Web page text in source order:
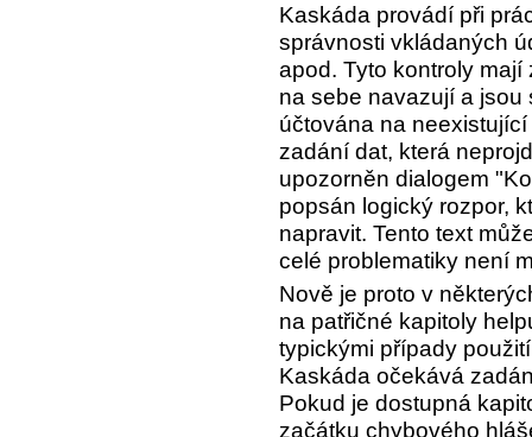
Kaskáda provádí při
správnosti vkládaných
apod. Tyto kontroly
na sebe navazují a
účtována na
zadání dat, která
upozorněn dialogem
popsán logický rozpor,
napravit. Tento text
celé problematiky není
Nově je proto v
na patřičné kapitoly
typickými případy
Kaskáda očekává
Pokud je dostupná
začátku chybového